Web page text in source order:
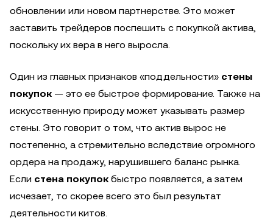
обновлении или новом партнерстве. Это может
заставить трейдеров поспешить с покупкой актива,
поскольку их вера в него выросла.
Один из главных признаков «поддельности» стены
покупок — это ее быстрое формирование. Также на
искусственную природу может указывать размер
стены. Это говорит о том, что актив вырос не
постепенно, а стремительно вследствие огромного
ордера на продажу, нарушившего баланс рынка.
Если стена покупок быстро появляется, а затем
исчезает, то скорее всего это был результат
деятельности китов.